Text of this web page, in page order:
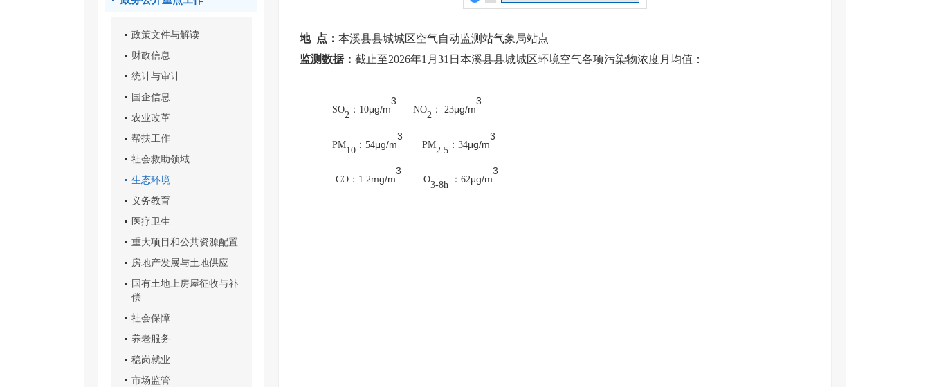
政策文件与解读
财政信息
统计与审计
国企信息
农业改革
帮扶工作
社会救助领域
生态环境
义务教育
医疗卫生
重大项目和公共资源配置
房地产发展与土地供应
国有土地上房屋征收与补
偿
社会保障
养老服务
稳岗就业
市场监管
地 点： 本溪县县城城区空气自动监测站气象局站点
监测数据： 截止至2026年1月31日本溪县县城城区环境空气各项污染物浓度月均值：
SO
2
： 10μg/m
3
NO
2
： 23μg/m
3
PM
10
：54μg/m
3
PM
2.5
：34μg/m
3
CO ： 1. 2mg/m
3
O
3-8h
：62μg/m
3